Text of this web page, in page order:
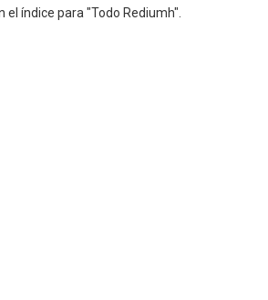
el índice para "Todo Rediumh".